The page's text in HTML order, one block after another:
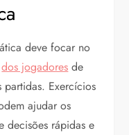
deve focar no
dos jogadores de
partidas. Exercícios
ajudar os
decisões rápidas e